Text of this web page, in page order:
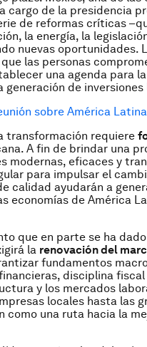
cargo de la presidencia
de reformas críticas
la energía, la
nuevas oportunidades.
las personas
una agenda para
generación de
sobre América
transformación requiere
A fin de brindar una
modernas, eficaces y
para impulsar el
calidad ayudarán a
economías de América
que en parte se ha
la renovación del
fundamentos
disciplina
y los mercados
locales hasta las
como una ruta hacia la